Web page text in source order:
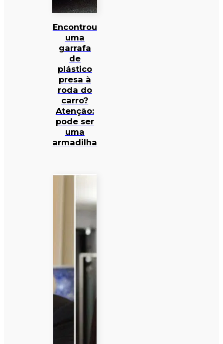
Encontrou
uma
garrafa
de
plástico
presa à
roda do
carro?
Atenção:
pode ser
uma
armadilha